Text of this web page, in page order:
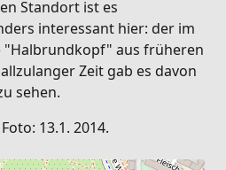
Standort ist es
interessant hier: der im
aus früheren
Zeit gab es davon
sehen.
13.1. 2014.